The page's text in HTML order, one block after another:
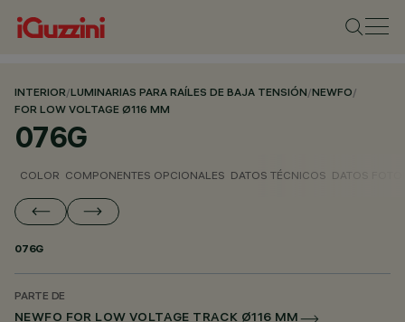
INTERIOR/LUMINARIAS PARA RAÍLES DE BAJA TENSIÓN/NEWFO/
FOR LOW VOLTAGE Ø116 MM
076G
COLOR COMPONENTES OPCIONALES DATOS TÉCNICOS DATOS
076G
PARTE DE
NEWFO FOR LOW VOLTAGE TRACK Ø116 MM